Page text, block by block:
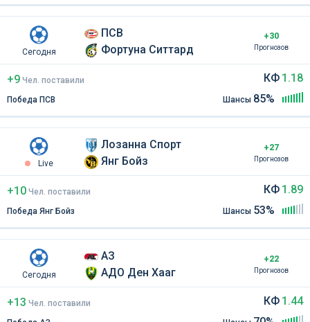
Сегодня
ПСВ
Фортуна Ситтард
+30
Прогнозов
+9 Чел. поставили
Победа ПСВ
КФ 1.18
Шансы 85%
Live
Лозанна Спорт
Янг Бойз
+27
Прогнозов
+10 Чел. поставили
Победа Янг Бойз
КФ 1.89
Шансы 53%
Сегодня
АЗ
АДО Ден Хааг
+22
Прогнозов
+13 Чел. поставили
КФ 1.44